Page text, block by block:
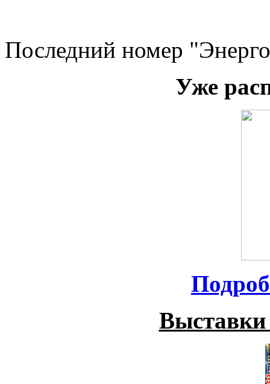
Последний номер
Уже